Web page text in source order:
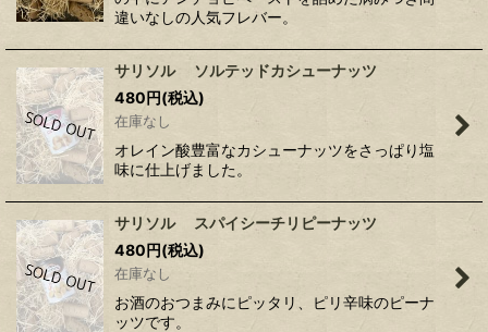
違いなしの人気フレバー。
サリソル ソルテッドカシューナッツ
480円(税込)
在庫なし
オレイン酸豊富なカシューナッツをさっぱり塩
味に仕上げました。
サリソル スパイシーチリピーナッツ
480円(税込)
在庫なし
お酒のおつまみにピッタリ、ピリ辛味のピーナ
ッツです。